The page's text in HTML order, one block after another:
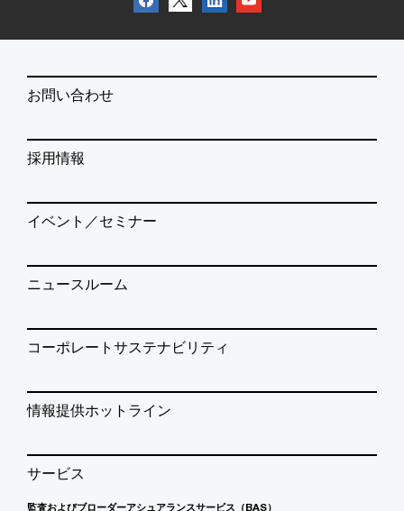
お問い合わせ
採用情報
イベント／セミナー
ニュースルーム
コーポレートサステナビリティ
情報提供ホットライン
サービス
監査およびブローダーアシュアランスサービス（BAS）